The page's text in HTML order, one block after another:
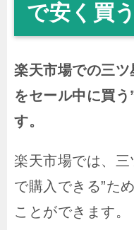
で安く買
楽天市場での三
をセール中に買
す。
楽天市場では、三
で購入できる”た
ことができます。